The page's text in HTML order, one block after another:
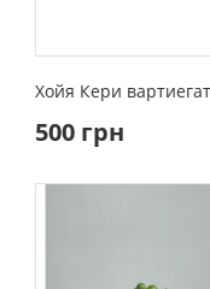
Хойя Кери
500 грн